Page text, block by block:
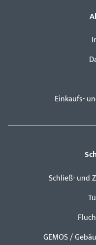
Einkaufs-
Schließ- und
GEMOS /